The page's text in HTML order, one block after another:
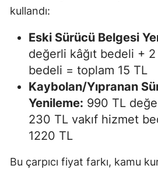
kullandı:
Eski Sürücü Belgesi
değerli kâğıt bedeli +
bedeli = toplam 15 TL
Kaybolan/Yıpranan
Yenileme: 990 TL
230 TL vakıf hizmet
1220 TL
Bu çarpıcı fiyat farkı, kamu